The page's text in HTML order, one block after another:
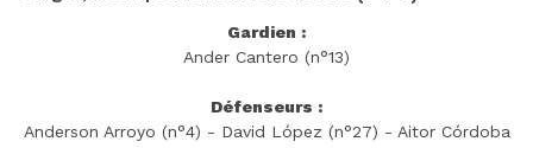
Gardien :
Ander Cantero (n°13)
Défenseurs :
Anderson Arroyo (n°4) - David López (n°27) - Aitor Córdoba